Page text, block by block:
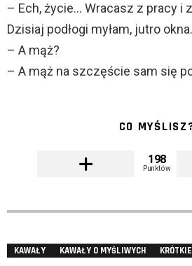
– Ech, życie… Wracasz z pracy i
Dzisiaj podłogi myłam, jutro
– A mąż?
– A mąż na szczęście sam się
CO
198
Punktów
KAWAŁY KAWAŁY O MYŚLIWYCH KRÓTKIE